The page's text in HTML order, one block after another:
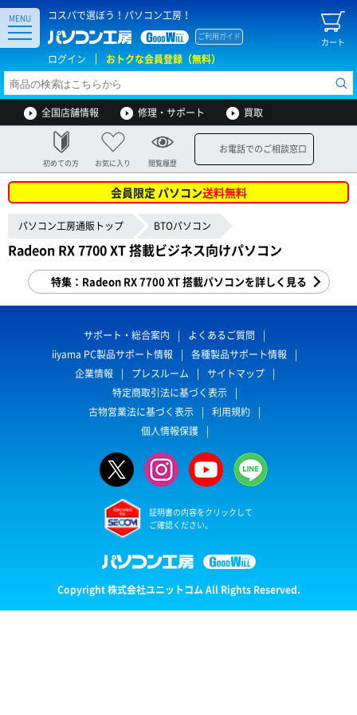
コスパで選ぼう！パソコン工房！
カート
ご利用ガイド
ログイン おトクな会員登録（無料）
MENU
全国店舗情報 修理・サポート 買取
初めての方 お気に入り 閲覧履歴
お電話でのご相談窓口
会員限定 パソコン送料無料
パソコン工房通販トップ BTOパソコン
Radeon RX 7700 XT 搭載ビジネス向けパソコン
特集：Radeon RX 7700 XT 搭載パソコンを詳しく見る
サポート・総合案内
よくあるご質問
iiyama PC製品サポート情報
各種製品サポート情報
企業情報
プレスルーム
サイトマップ
特定商取引法に基づく表示
古物営業法に基づく表示
利用規約
個人情報保護
証明書の内容をクリックして
ご確認ください。
Copyright 株式会社ユニットコム All Rights Reserved.